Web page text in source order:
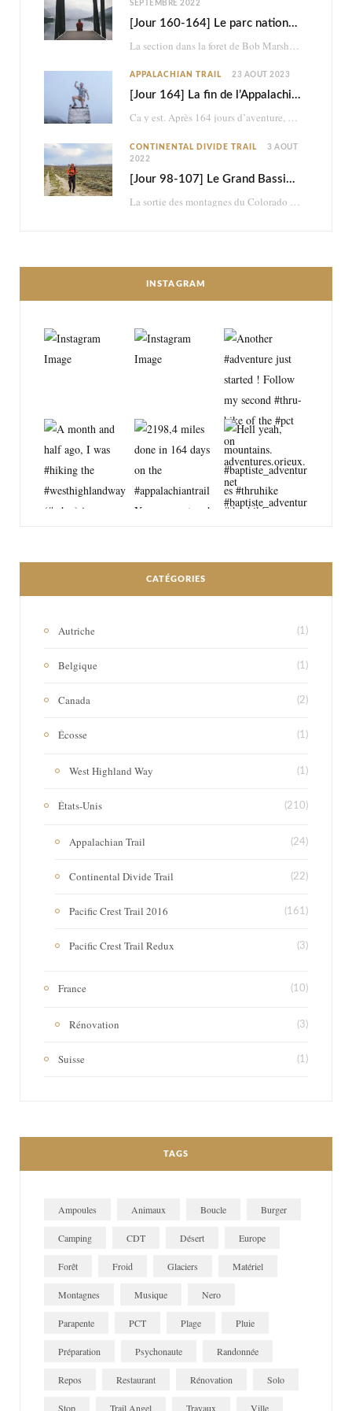
SEPTEMBRE 2022
[Jour 160-164] Le parc national des Glaciers
La section dans la foret de Bob Marshall était très belle, mais ce n’était à…
APPALACHIAN TRAIL 23 AOÛT 2023
[Jour 164] La fin de l’Appalachian Trail
Ca y est. Après 164 jours d’aventure, je termine les 2198,4 miles (3517km) de l’Appalachian…
CONTINENTAL DIVIDE TRAIL
3 AOÛT
2022
[Jour 98-107] Le Grand Bassin : brutal et psychédélique retour dans le désert
La sortie des montagnes du Colorado me mène dans le désert du Wyoming. En à…
INSTAGRAM
CATÉGORIES
Autriche (1)
Belgique (1)
Canada (2)
Écosse (1)
West Highland Way (1)
États-Unis (210)
Appalachian Trail (24)
Continental Divide Trail (22)
Pacific Crest Trail 2016 (161)
Pacific Crest Trail Redux (3)
France (10)
Rénovation (3)
Suisse (1)
TAGS
Ampoules Animaux Boucle Burger
Camping CDT Désert Europe
Forêt Froid Glaciers Matériel
Montagnes Musique Nero
Parapente PCT Plage Pluie
Préparation Psychonaute Randonnée
Repos Restaurant Rénovation Solo
Stop Trail Angel Travaux Ville